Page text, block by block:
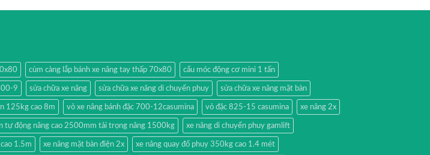
cùm càng lắp bánh xe nâng tay thấp 70x80 cẩu móc động cơ mini 1 tấn
9 sửa chữa xe nâng sửa chữa xe nâng di chuyển phuy sửa chữa xe nâng mặt bàn
125kg cao 8m vỏ xe nâng bánh đặc 700-12casumina vỏ đặc 825-15 casumina xe nâng 2x
tự động nâng cao 2500mm tải trọng nâng 1500kg xe nâng di chuyển phuy gamlift
1.5m xe nâng mặt bàn điện 2x xe nâng quay đổ phuy 350kg cao 1.4 mét